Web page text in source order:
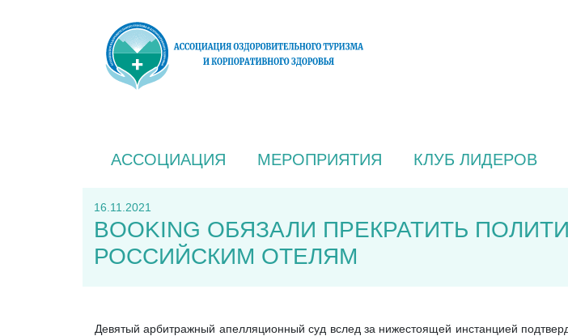
АССОЦИАЦИЯ МЕРОПРИЯТИЯ КЛУБ ЛИДЕРОВ
16.11.2021
BOOKING ОБЯЗАЛИ ПРЕКРАТИТЬ
РОССИЙСКИМ ОТЕЛЯМ
Девятый арбитражный апелляционный суд вслед за нижестоящей инстанцией